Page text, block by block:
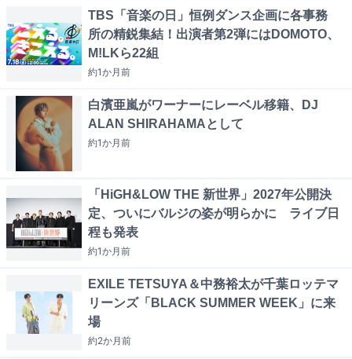
TBS「音楽の日」恒例ダンス企画に各事務
所の精鋭集結！出演者第2弾にはDOMOTO、
M!LKら22組
約1か月前
白濱亜嵐がワーナーにレーベル移籍、DJ
ALAN SHIRAHAMAとして
約1か月前
「HiGH&LOW THE 新世界」2027年公開決
定、ついにバルジの姿が明らかに ライブ日
程も発表
約1か月前
EXILE TETSUYA＆中務裕太が千葉ロッテマ
リーンズ「BLACK SUMMER WEEK」に来
場
約2か月前